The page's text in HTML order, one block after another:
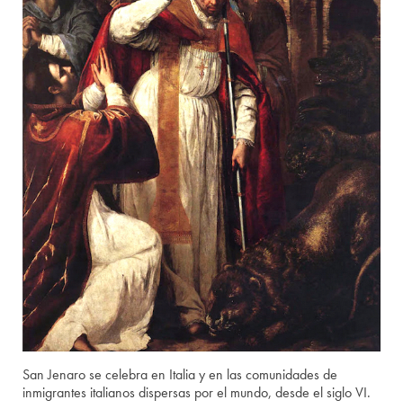
San Jenaro se celebra en Italia y en las comunidades de
inmigrantes italianos dispersas por el mundo, desde el siglo VI.